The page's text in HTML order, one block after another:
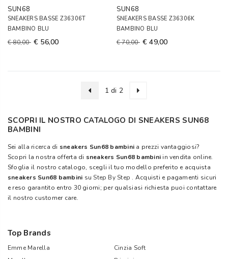
SUN68
SNEAKERS BASSE Z36306T
BAMBINO BLU
€ 80,00 € 56,00
SUN68
SNEAKERS BASSE Z36306K
BAMBINO BLU
€ 70,00 € 49,00
1 di 2
SCOPRI IL NOSTRO CATALOGO DI SNEAKERS SUN68
BAMBINI
Sei alla ricerca di sneakers Sun68 bambini a prezzi vantaggiosi?
Scopri la nostra offerta di sneakers Sun68 bambini in vendita online.
Sfoglia il nostro catalogo, scegli il tuo modello preferito e acquista
sneakers Sun68 bambini suStep By Step . Acquisti e pagamenti sicuri
e reso garantito entro 30 giorni; per qualsiasi richiesta puoi contattare
il nostro customer care.
Top Brands
Emme Marella
Cinzia Soft